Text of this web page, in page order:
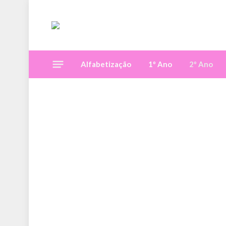
Alfabetização 1º Ano 2º Ano